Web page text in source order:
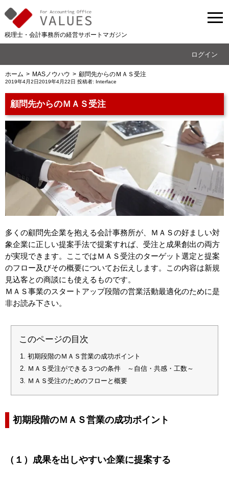
税理士・会計事務所の経営サポートマガジン
ログイン
ホーム MASノウハウ 顧問先からのＭＡＳ受注
投
2019年4月2日2019年4月22日 投稿者: Interface
顧問先からのＭＡＳ受注
多くの顧問先企業を抱える会計事務所が、ＭＡＳの好ましい対
象企業に正しい提案手法で提案すれば、受注と成果創出の両方
が実現できます。ここではＭＡＳ受注のターゲット選定と提案
のフロー及びその概要についてお伝えします。この内容は新規
見込客との商談にも使えるものです。
ＭＡＳ事業のスタートアップ段階の営業活動最適化のために是
非お読み下さい。
このページの目次
初期段階のＭＡＳ営業の成功ポイント
ＭＡＳ受注ができる３つの条件 ～自信・共感・工数～
ＭＡＳ受注のためのフローと概要
初期段階のＭＡＳ営業の成功ポイント
（１）成果を出しやすい企業に提案する